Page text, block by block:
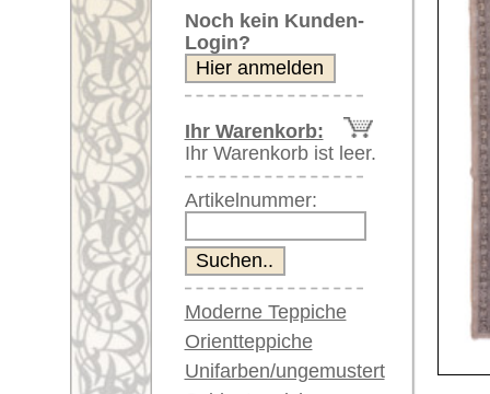
Moderne Teppiche
Orientteppiche
Unifarben/ungemustert
Seidenteppiche
Große Teppiche
(über 300x200 cm)
Sehr große XL Teppiche
(über 400x200 cm)
Riesige XXL Teppiche
(über 600x200 cm)
Läufer / Galerien
Runde & ovale Teppiche
Antike Teppiche
Antike China Teppiche
Blaue Teppiche
Graue Teppiche
Braune Teppiche
Blaue Teppiche
Grüne Teppiche
Rot/pink/flieder/lila
Beige/hell/cremefarben
Weitere größere Bilder (öffnen
Bitte klicken Sie auf die kleinen
Hauptbild
Artikelnummer:
Name/Provenienz:
Ursprungsland: